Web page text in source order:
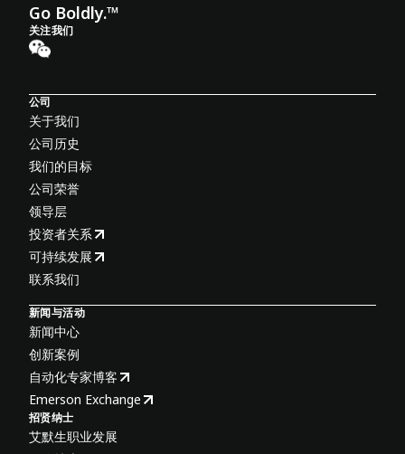
Go Boldly.™
关注我们
公司
关于我们
公司历史
我们的目标
公司荣誉
领导层
投资者关系
可持续发展
联系我们
新闻与活动
新闻中心
创新案例
自动化专家博客
Emerson Exchange
招贤纳士
艾默生职业发展